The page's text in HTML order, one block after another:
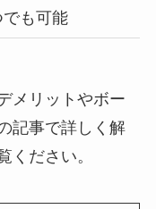
でも可能
メリットやボー
記事で詳しく解
ください。